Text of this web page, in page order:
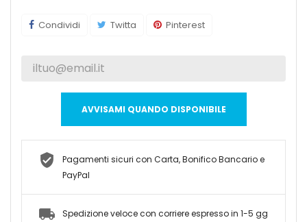
Condividi Twitta Pinterest
AVVISAMI QUANDO DISPONIBILE
Pagamenti sicuri con Carta, Bonifico Bancario e
PayPal
Spedizione veloce con corriere espresso in 1-5 gg